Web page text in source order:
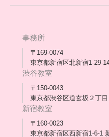
[家庭訪問カウンセリング]
会長コラム一覧
メディア出演
スタッフ紹介
合格・進路実績
協力団体
事務所
〒169-0074
東京都新宿区北新宿1-29-
渋谷教室
〒150-0043
東京都渋谷区道玄坂２丁
新宿教室
〒160-0023
東京都新宿区西新宿1-6-1